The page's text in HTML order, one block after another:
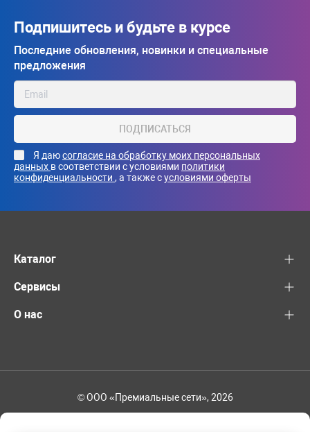
Подпишитесь и будьте в курсе
Последние обновления, новинки и специальные
предложения
ПОДПИСАТЬСЯ
Я даюсогласие на обработку моих персональных
данных в соответствии с условиями политики
конфиденциальности , а также сусловиями оферты
Каталог
Сервисы
О нас
© ООО «Премиальные сети», 2026